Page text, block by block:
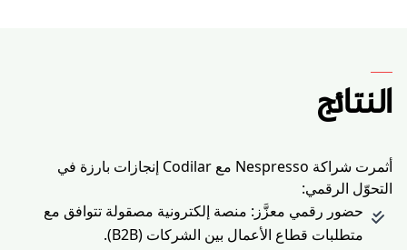
النتائج
أثمرت شراكة Nespresso مع Codilar إنجازات بارزة في
التحوّل الرقمي:
حضور رقمي معزَّز: منصة إلكترونية مصقولة تتوافق مع
متطلبات قطاع الأعمال بين الشركات (B2B).